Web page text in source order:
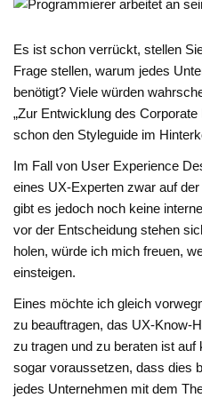
Es ist schon verrückt, stellen
Frage stellen, warum jedes
benötigt? Viele würden
„Zur Entwicklung des
schon den Styleguide im
Im Fall von User Experience
eines UX-Experten zwar auf
gibt es jedoch noch keine
vor der Entscheidung stehen
holen, würde ich mich freuen,
einsteigen.
Eines möchte ich gleich
zu beauftragen, das UX-Know-
zu tragen und zu beraten ist
sogar voraussetzen, dass dies
jedes Unternehmen mit dem